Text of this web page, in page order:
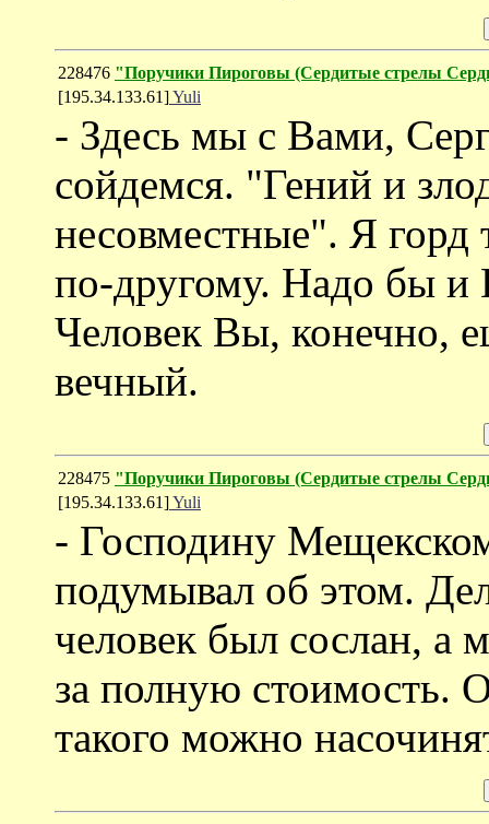
228476 "Поручики Пироговы (Cердитые стрелы
[195.34.133.61]Yuli
- Здесь мы с Вами,
сойдемся. "Гений и
несовместные". Я горд
по-другому. Надо бы
Человек Вы, конечно,
вечный.
228475 "Поручики Пироговы (Cердитые стрелы
[195.34.133.61]Yuli
- Господину
подумывал об этом.
человек был сослан, а
за полную стоимость.
такого можно